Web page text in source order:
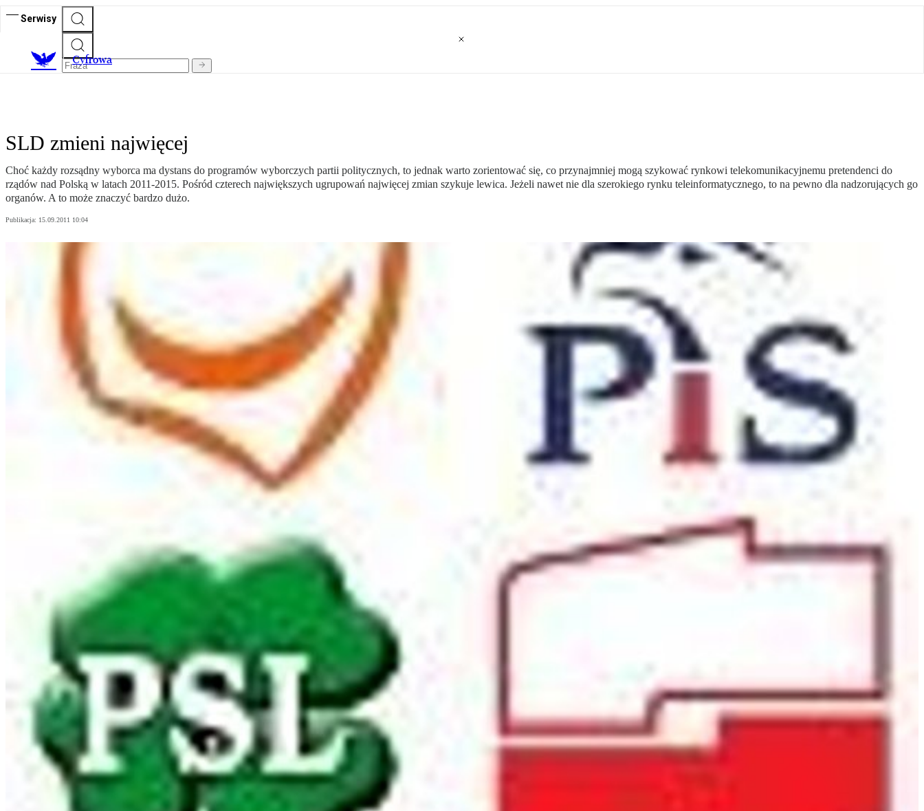
Serwisy
Cyfrowa
SLD zmieni najwięcej
Choć każdy rozsądny wyborca ma dystans do programów wyborczych partii politycznych, to jednak warto zorientować się, co przynajmniej mogą szykować rynkowi telekomunikacyjnemu pretendenci do
rządów nad Polską w latach 2011-2015. Pośród czterech największych ugrupowań najwięcej zmian szykuje lewica. Jeżeli nawet nie dla szerokiego rynku teleinformatycznego, to na pewno dla nadzorujących go
organów. A to może znaczyć bardzo dużo.
Publikacja: 15.09.2011 10:04